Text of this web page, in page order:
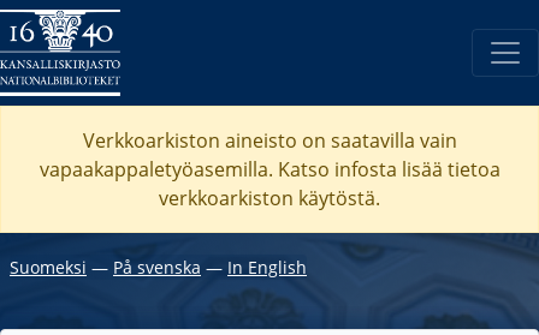
Verkkoarkiston aineisto on saatavilla vain
vapaakappaletyöasemilla. Katso infosta lisää tietoa
verkkoarkiston käytöstä.
Suomeksi ― På svenska ― In English